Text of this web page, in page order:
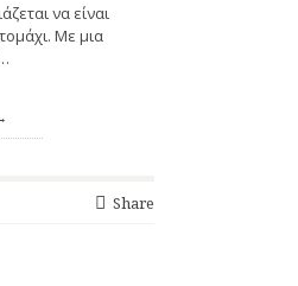
να είναι
Με μια
Share